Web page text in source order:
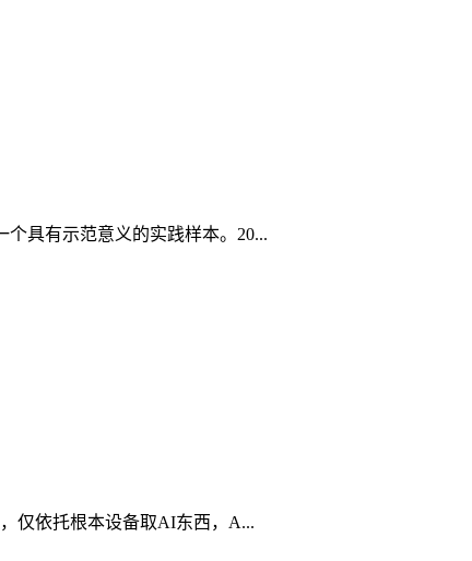
具有示范意义的实践样本。20...
仅依托根本设备取AI东西，A...